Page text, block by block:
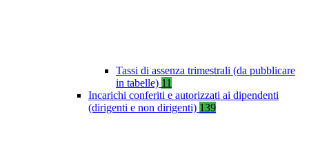
Tassi di assenza trimestrali (da pubblicare
in tabelle) 11
Incarichi conferiti e autorizzati ai dipendenti
(dirigenti e non dirigenti) 139